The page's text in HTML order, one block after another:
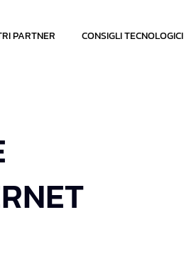
PARTNER CONSIGLI TECNOLOGICI